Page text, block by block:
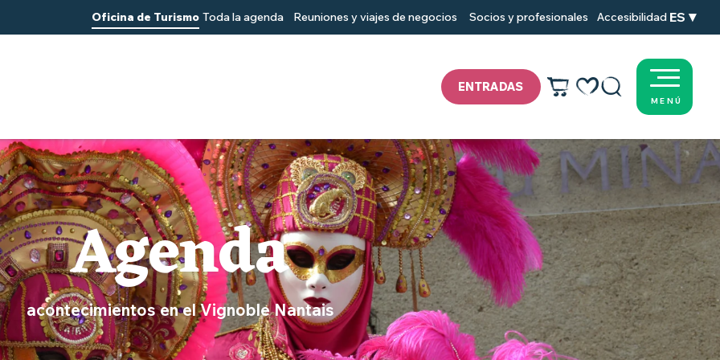
ENTRADAS
Voir les favoris
Buscar
Oficina de Turismo Toda la agenda Reuniones y viajes de negocios Socios y profesionales Accesibilidad ES
MENÚ
Agenda
acontecimientos en el Vignoble Nantais